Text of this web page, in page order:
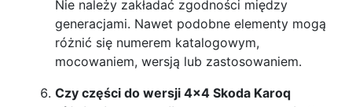
Nie należy zakładać zgodności między
generacjami. Nawet podobne elementy mogą
różnić się numerem katalogowym,
mocowaniem, wersją lub zastosowaniem.
Czy części do wersji 4x4 Skoda Karoq